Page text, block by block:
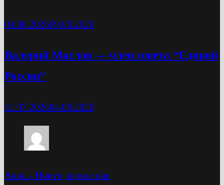
04.08.202609.08.2026
Валерий Маслов — член совета “Единой
России”
31.07.202604.08.2026
Анна - Никто, кроме нас